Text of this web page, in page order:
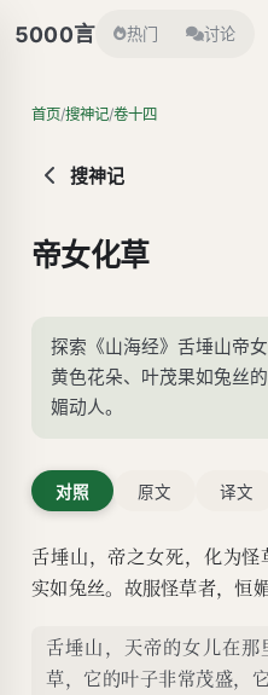
5000言 热门 讨论
首页/搜神记/卷十四
搜神记
帝女化草
探索《山海经》舌埵山帝
黄色花朵、叶茂果如兔丝
媚动人。
对照 原文 译文
舌埵山，帝之女死，化为
实如兔丝。故服怪草者，恒
舌埵山，天帝的女儿在
草，它的叶子非常茂盛，